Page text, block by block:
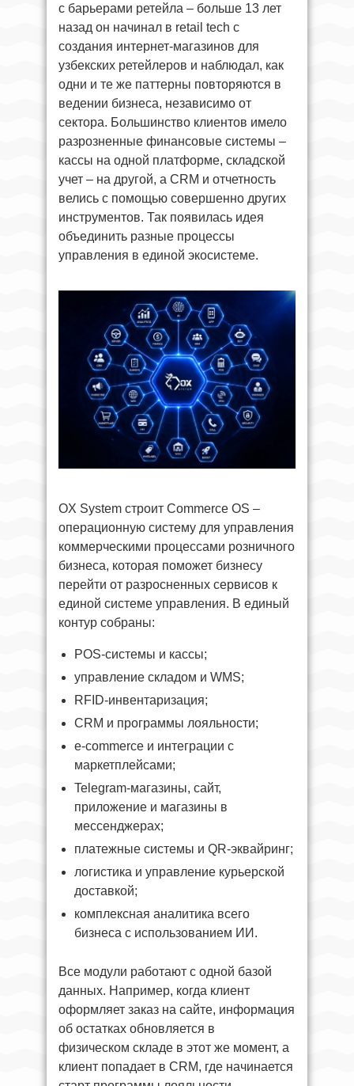
с барьерами ретейла – больше 13 лет
назад он начинал в retail tech с
создания интернет-магазинов для
узбекских ретейлеров и наблюдал, как
одни и те же паттерны повторяются в
ведении бизнеса, независимо от
сектора. Большинство клиентов имело
разрозненные финансовые системы –
кассы на одной платформе, складской
учет – на другой, а CRM и отчетность
велись с помощью совершенно других
инструментов. Так появилась идея
объединить разные процессы
управления в единой экосистеме.
OX System строит Commerce OS –
операционную систему для управления
коммерческими процессами розничного
бизнеса, которая поможет бизнесу
перейти от разросненных сервисов к
единой системе управления. В единый
контур собраны:
POS-системы и кассы;
управление складом и WMS;
RFID-инвентаризация;
CRM и программы лояльности;
e-commerce и интеграции с
маркетплейсами;
Telegram-магазины, сайт,
приложение и магазины в
мессенджерах;
платежные системы и QR-эквайринг;
логистика и управление курьерской
доставкой;
комплексная аналитика всего
бизнеса с использованием ИИ.
Все модули работают с одной базой
данных. Например, когда клиент
оформляет заказ на сайте, информация
об остатках обновляется в
физическом складе в этот же момент, а
клиент попадает в CRM, где начинается